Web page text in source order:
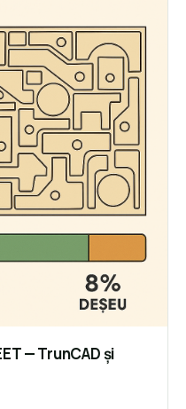
— TrunCAD și